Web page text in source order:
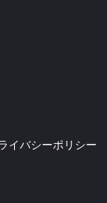
イバシーポリシー